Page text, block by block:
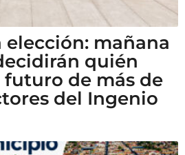
elección: mañana
quién
de más de
del Ingenio